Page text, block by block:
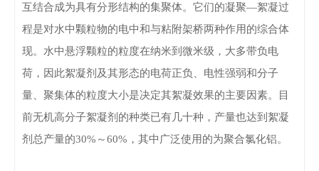
互结合成为具有分形结构的集聚体。 它们的凝聚—絮凝过
程是对水中颗粒物的电中和与粘附架桥两种作用的综合体
现。 水中悬浮颗粒的粒度在纳米到微米级，大多带负电
荷，因此絮凝剂及其形态的电荷正负、电性强弱和分子
量、聚集体的粒度大小是决定其絮凝效果的主要因素。
目
前无机高分子絮凝剂的种类已有几十种，产量也达到絮凝
剂总产量的30%～60%，其中广泛使用的为聚合氯化铝。